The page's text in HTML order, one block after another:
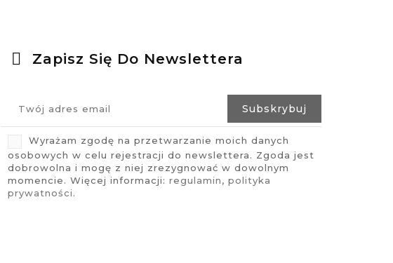
Zapisz Się Do Newslettera
Wyrażam zgodę na przetwarzanie moich danych
osobowych w celu rejestracji do newslettera. Zgoda jest
dobrowolna i mogę z niej zrezygnować w dowolnym
momencie. Więcej informacji: regulamin, polityka
prywatności.